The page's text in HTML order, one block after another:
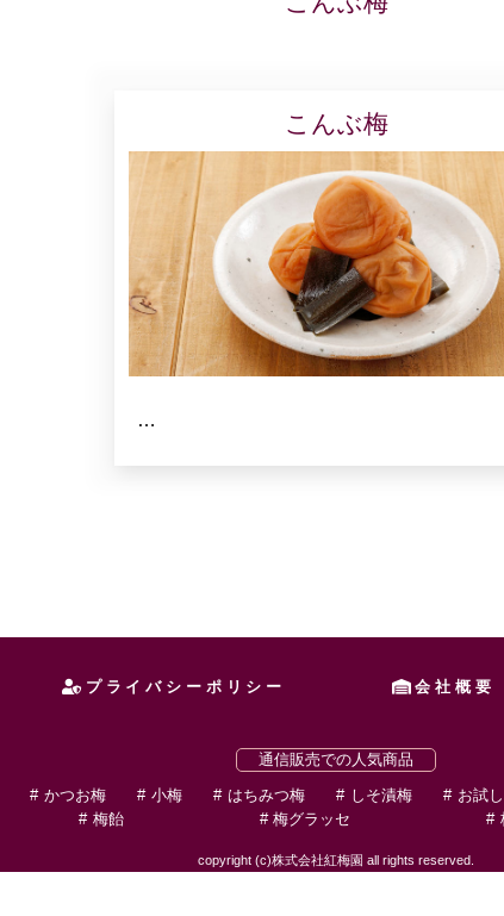
こんぶ梅
…
プライバシーポリシー 会社概要
通信販売での人気商品
かつお梅 小梅 はちみつ梅 しそ漬梅 お試
梅飴 梅グラッセ
copyright (c)株式会社紅梅園 all rights reserved.